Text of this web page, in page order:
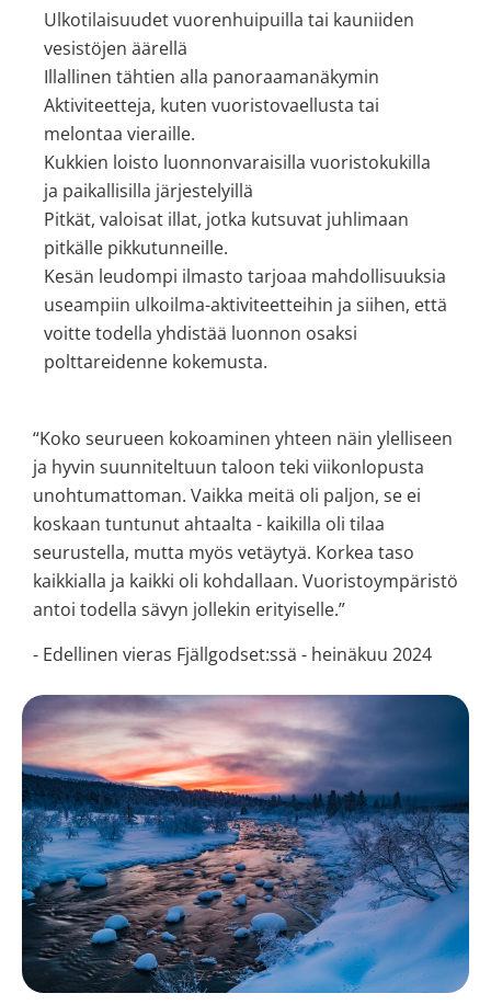
Ulkotilaisuudet vuorenhuipuilla tai kauniiden
vesistöjen äärellä
Illallinen tähtien alla panoraamanäkymin
Aktiviteetteja, kuten vuoristovaellusta tai
melontaa vieraille.
Kukkien loisto luonnonvaraisilla vuoristokukilla
ja paikallisilla järjestelyillä
Pitkät, valoisat illat, jotka kutsuvat juhlimaan
pitkälle pikkutunneille.
Kesän leudompi ilmasto tarjoaa mahdollisuuksia
useampiin ulkoilma-aktiviteetteihin ja siihen, että
voitte todella yhdistää luonnon osaksi
polttareidenne kokemusta.
“Koko seurueen kokoaminen yhteen näin ylelliseen
ja hyvin suunniteltuun taloon teki viikonlopusta
unohtumattoman. Vaikka meitä oli paljon, se ei
koskaan tuntunut ahtaalta - kaikilla oli tilaa
seurustella, mutta myös vetäytyä. Korkea taso
kaikkialla ja kaikki oli kohdallaan. Vuoristoympäristö
antoi todella sävyn jollekin erityiselle.”
- Edellinen vieras Fjällgodset:ssä - heinäkuu 2024